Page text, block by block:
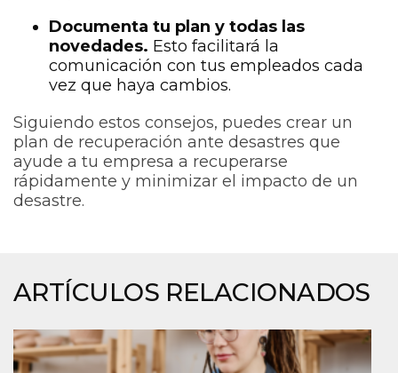
Documenta tu plan y todas las
novedades. Esto facilitará la
comunicación con tus empleados cada
vez que haya cambios.
Siguiendo estos consejos, puedes crear un
plan de recuperación ante desastres que
ayude a tu empresa a recuperarse
rápidamente y minimizar el impacto de un
desastre.
ARTÍCULOS RELACIONADOS